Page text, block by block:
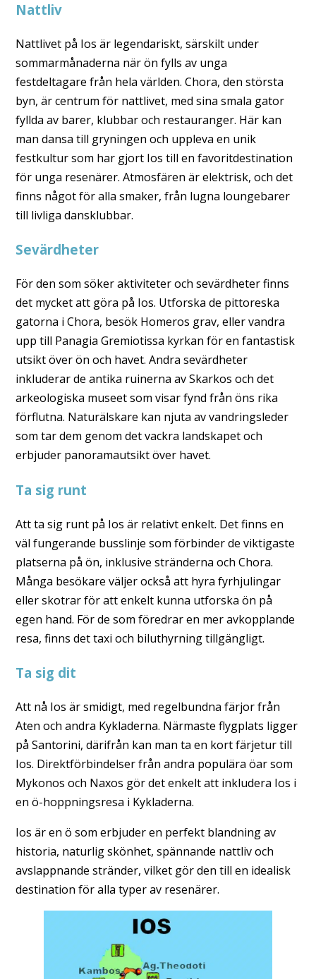
Nattliv
Nattlivet på Ios är legendariskt, särskilt under
sommarmånaderna när ön fylls av unga
festdeltagare från hela världen. Chora, den största
byn, är centrum för nattlivet, med sina smala gator
fyllda av barer, klubbar och restauranger. Här kan
man dansa till gryningen och uppleva en unik
festkultur som har gjort Ios till en favoritdestination
för unga resenärer. Atmosfären är elektrisk, och det
finns något för alla smaker, från lugna loungebarer
till livliga dansklubbar.
Sevärdheter
För den som söker aktiviteter och sevärdheter finns
det mycket att göra på Ios. Utforska de pittoreska
gatorna i Chora, besök Homeros grav, eller vandra
upp till Panagia Gremiotissa kyrkan för en fantastisk
utsikt över ön och havet. Andra sevärdheter
inkluderar de antika ruinerna av Skarkos och det
arkeologiska museet som visar fynd från öns rika
förflutna. Naturälskare kan njuta av vandringsleder
som tar dem genom det vackra landskapet och
erbjuder panoramautsikt över havet.
Ta sig runt
Att ta sig runt på Ios är relativt enkelt. Det finns en
väl fungerande busslinje som förbinder de viktigaste
platserna på ön, inklusive stränderna och Chora.
Många besökare väljer också att hyra fyrhjulingar
eller skotrar för att enkelt kunna utforska ön på
egen hand. För de som föredrar en mer avkopplande
resa, finns det taxi och biluthyrning tillgängligt.
Ta sig dit
Att nå Ios är smidigt, med regelbundna färjor från
Aten och andra Kykladerna. Närmaste flygplats ligger
på Santorini, därifrån kan man ta en kort färjetur till
Ios. Direktförbindelser från andra populära öar som
Mykonos och Naxos gör det enkelt att inkludera Ios i
en ö-hoppningsresa i Kykladerna.
Ios är en ö som erbjuder en perfekt blandning av
historia, naturlig skönhet, spännande nattliv och
avslappnande stränder, vilket gör den till en idealisk
destination för alla typer av resenärer.